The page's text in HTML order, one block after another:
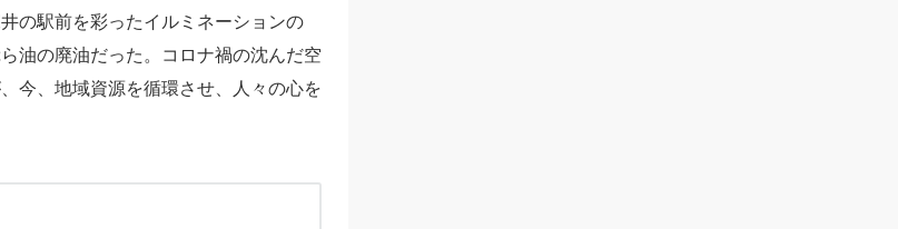
の駅前を彩ったイルミネーションの
油の廃油だった。コロナ禍の沈んだ空
今、地域資源を循環させ、人々の心を